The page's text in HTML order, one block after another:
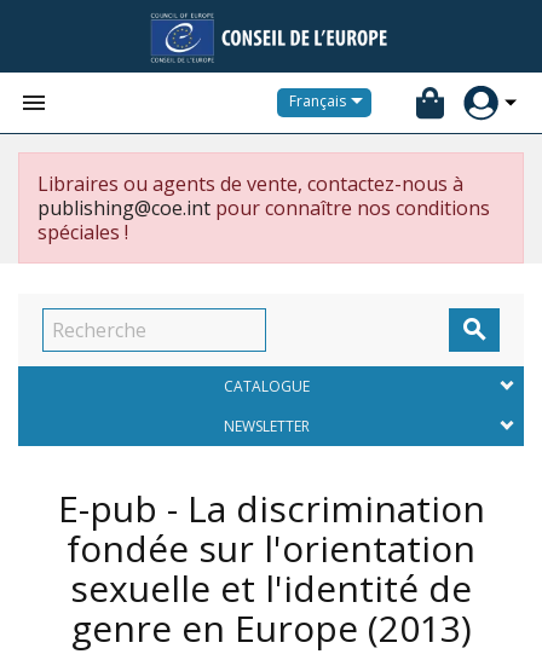
 Français
Libraires ou agents de vente, contactez-nous à
publishing@coe.int pour connaître nos conditions
spéciales !

CATALOGUE
NEWSLETTER
E-pub - La discrimination
fondée sur l'orientation
sexuelle et l'identité de
genre en Europe (2013)